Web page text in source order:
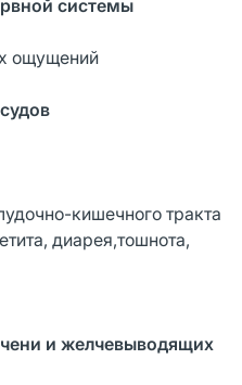
системы
ощущений
кишечного тракта
диарея,тошнота,
и желчевыводящих